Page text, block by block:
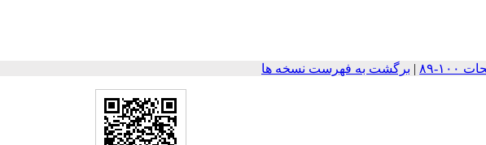
| برگشت به فهرست نسخه ها